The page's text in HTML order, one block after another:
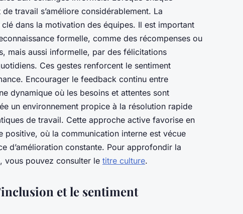
travail s’améliore considérablement. La
dans la motivation des équipes. Il est important
formelle, comme des récompenses ou
mais aussi informelle, par des félicitations
Ces gestes renforcent le sentiment
Encourager le feedback continu entre
dynamique où les besoins et attentes sont
un environnement propice à la résolution rapide
de travail. Cette approche active favorise en
où la communication interne est vécue
d’amélioration constante. Pour approfondir la
vous pouvez consulter le titre culture.
et le sentiment